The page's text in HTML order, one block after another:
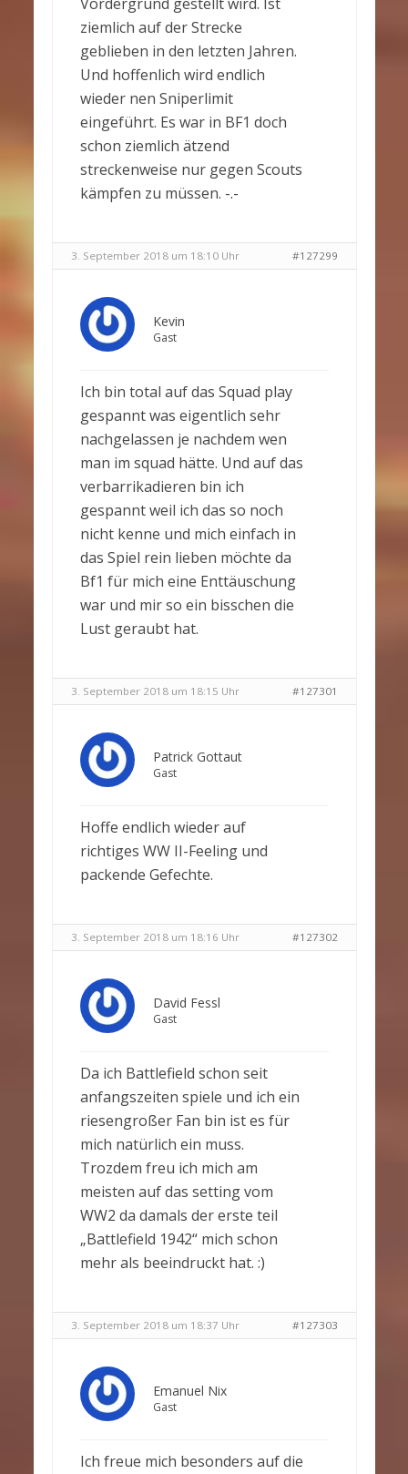
ziemlich auf der Strecke
geblieben in den letzten Jahren.
Und hoffenlich wird endlich
wieder nen Sniperlimit
eingeführt. Es war in BF1 doch
schon ziemlich ätzend
streckenweise nur gegen Scouts
kämpfen zu müssen. -.-
3. September 2018 um 18:10 Uhr #127299
Kevin
Gast
Ich bin total auf das Squad play
gespannt was eigentlich sehr
nachgelassen je nachdem wen
man im squad hätte. Und auf das
verbarrikadieren bin ich
gespannt weil ich das so noch
nicht kenne und mich einfach in
das Spiel rein lieben möchte da
Bf1 für mich eine Enttäuschung
war und mir so ein bisschen die
Lust geraubt hat.
3. September 2018 um 18:15 Uhr #127301
Patrick Gottaut
Gast
Hoffe endlich wieder auf
richtiges WW II-Feeling und
packende Gefechte.
3. September 2018 um 18:16 Uhr #127302
David Fessl
Gast
Da ich Battlefield schon seit
anfangszeiten spiele und ich ein
riesengroßer Fan bin ist es für
mich natürlich ein muss.
Trozdem freu ich mich am
meisten auf das setting vom
WW2 da damals der erste teil
„Battlefield 1942“ mich schon
mehr als beeindruckt hat. :)
3. September 2018 um 18:37 Uhr #127303
Emanuel Nix
Gast
Ich freue mich besonders auf die